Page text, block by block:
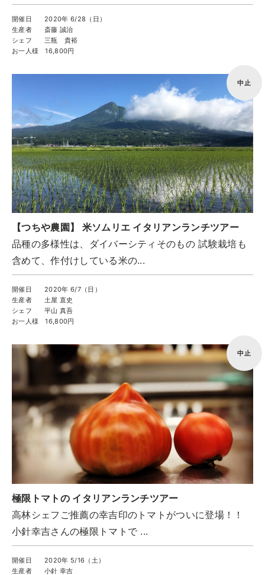
開催日
2020年 6/28（日）
生産者
斎藤 誠治
シェフ
三瓶 貴裕
お一人様
16,800円
中止
【つちや農園】 米ソムリエ イタリアンランチツアー
品種の多様性は、ダイバーシティそのもの 試験栽培も
含めて、作付けしている米の...
開催日
2020年 6/7（日）
生産者
土屋 直史
シェフ
平山 真吾
お一人様
16,800円
中止
極限トマトの イタリアンランチツアー
高林シェフご推薦の幸吉印のトマトがついに登場！！
小針幸吉さんの極限トマトで ...
開催日
2020年 5/16（土）
生産者
小針 幸吉